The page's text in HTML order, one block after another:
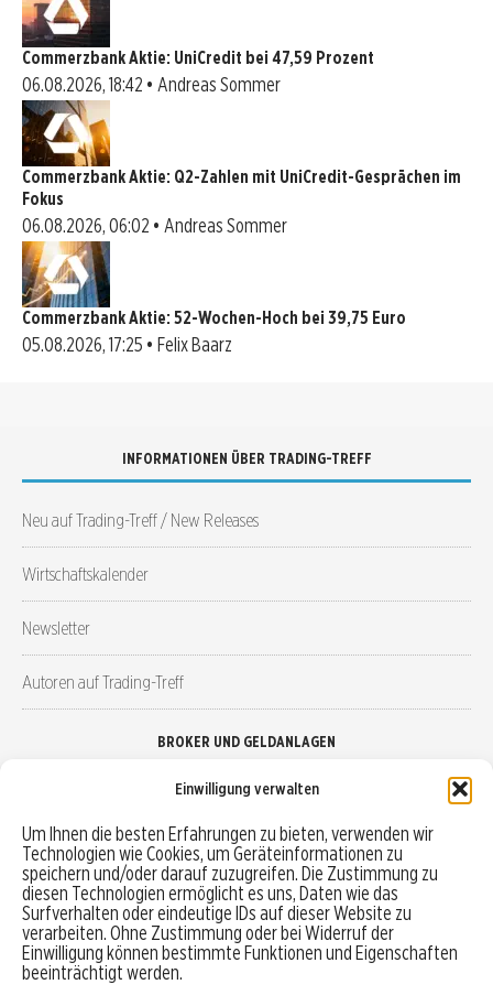
Einwilligung verwalten
Um Ihnen die besten Erfahrungen zu bieten, verwenden wir
Technologien wie Cookies, um Geräteinformationen zu
speichern und/oder darauf zuzugreifen. Die Zustimmung zu
diesen Technologien ermöglicht es uns, Daten wie das
Surfverhalten oder eindeutige IDs auf dieser Website zu
verarbeiten. Ohne Zustimmung oder bei Widerruf der
Einwilligung können bestimmte Funktionen und Eigenschaften
beeinträchtigt werden.
Commerzbank Aktie: UniCredit bei 47,59 Prozent
06.08.2026, 18:42 • Andreas Sommer
Commerzbank Aktie: Q2-Zahlen mit UniCredit-Gesprächen im
Fokus
06.08.2026, 06:02 • Andreas Sommer
Commerzbank Aktie: 52-Wochen-Hoch bei 39,75 Euro
05.08.2026, 17:25 • Felix Baarz
INFORMATIONEN ÜBER TRADING-TREFF
Neu auf Trading-Treff / New Releases
Wirtschaftskalender
Newsletter
Autoren auf Trading-Treff
BROKER UND GELDANLAGEN
Robo-Advisor vergleichen
Depotvergleich
Festgeld vergleichen